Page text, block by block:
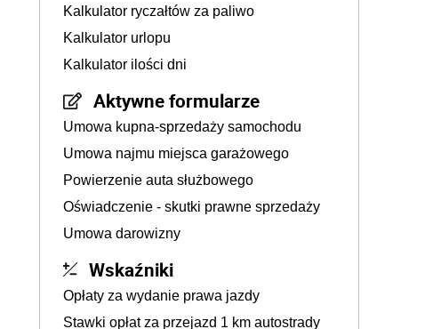
Kalkulator ryczałtów za paliwo
Kalkulator urlopu
Kalkulator ilości dni
Aktywne formularze
Umowa kupna-sprzedaży samochodu
Umowa najmu miejsca garażowego
Powierzenie auta służbowego
Oświadczenie - skutki prawne sprzedaży
Umowa darowizny
Wskaźniki
Opłaty za wydanie prawa jazdy
Stawki opłat za przejazd 1 km autostrady